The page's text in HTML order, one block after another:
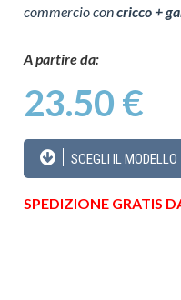
commercio concricco +
A partire da:
23.50 €
SCEGLI IL MODELLO
SPEDIZIONE GRATIS